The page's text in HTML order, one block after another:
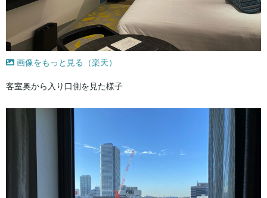
画像をもっと見る（楽天）
客室奥から入り口側を見た様子